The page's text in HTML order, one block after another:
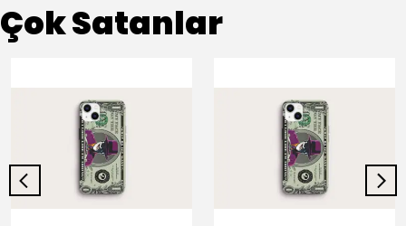
Çok Satanlar